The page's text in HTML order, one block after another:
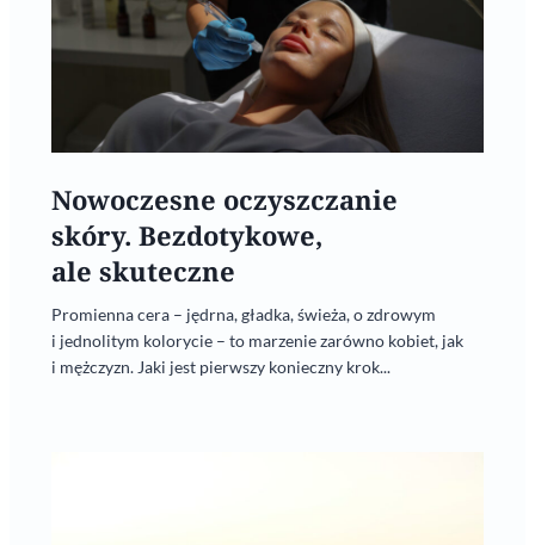
Nowoczesne oczyszczanie
skóry. Bezdotykowe,
ale skuteczne
Promienna cera – jędrna, gładka, świeża, o zdrowym
i jednolitym kolorycie – to marzenie zarówno kobiet, jak
i mężczyzn. Jaki jest pierwszy konieczny krok...